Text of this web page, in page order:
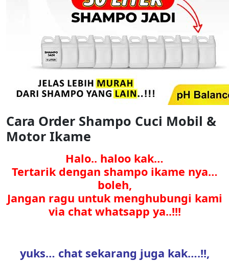
Cara Order Shampo Cuci Mobil &
Motor Ikame
Halo.. haloo kak…
Tertarik dengan shampo ikame nya…
boleh,
Jangan ragu untuk menghubungi kami
via chat whatsapp ya..!!!
yuks… chat sekarang juga kak….!!,